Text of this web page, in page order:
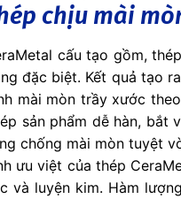
chịu mài
cấu tạo gồm,
đặc biệt. Kết quả tạo
mài mòn trầy xước
sản phẩm dễ hàn,
chống mài mòn tuyệt
ưu việt của thép
và luyện kim. Hàm